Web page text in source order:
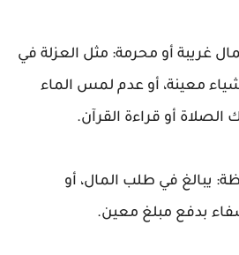
غريبة أو محرمة: مثل العزلة في
معينة، أو عدم لمس الماء
الصلاة أو قراءة القرآن.
يبالغ في طلب المال، أو
بدفع مبلغ معين.